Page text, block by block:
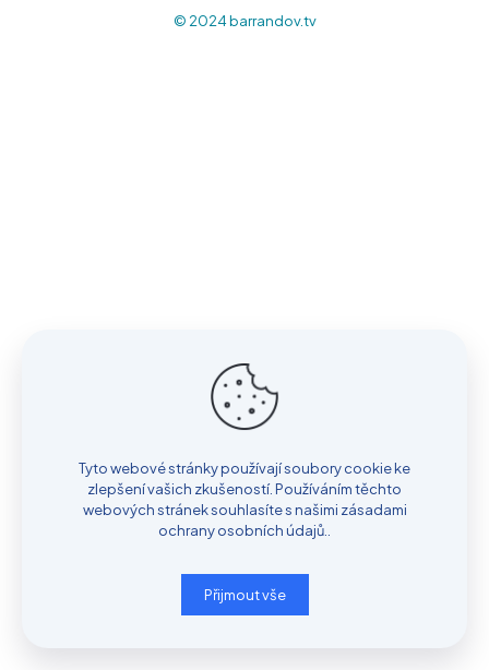
© 2024 barrandov.tv
Tyto webové stránky používají soubory cookie ke
zlepšení vašich zkušeností. Používáním těchto
webových stránek souhlasíte s našimi zásadami
ochrany osobních údajů.
Přijmout vše